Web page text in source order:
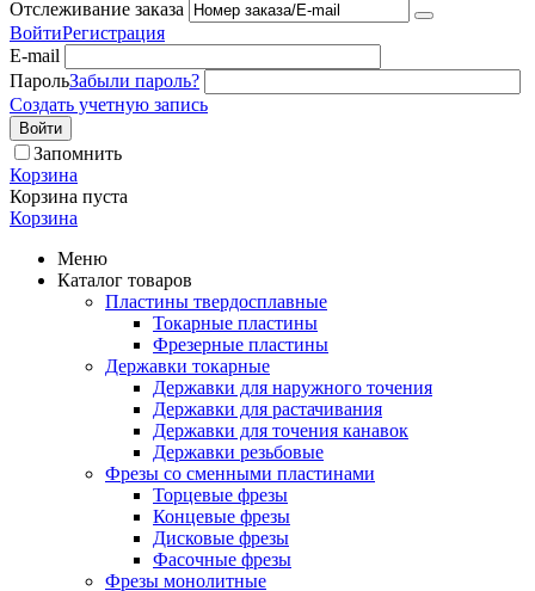
Отслеживание заказа
ВойтиРегистрация
E-mail
ПарольЗабыли пароль?
Создать учетную запись
Войти
Запомнить
Корзина
Корзина пуста
Корзина
Меню
Каталог товаров
Пластины твердосплавные
Токарные пластины
Фрезерные пластины
Державки токарные
Державки для наружного точения
Державки для растачивания
Державки для точения канавок
Державки резьбовые
Фрезы со сменными пластинами
Торцевые фрезы
Концевые фрезы
Дисковые фрезы
Фасочные фрезы
Фрезы монолитные